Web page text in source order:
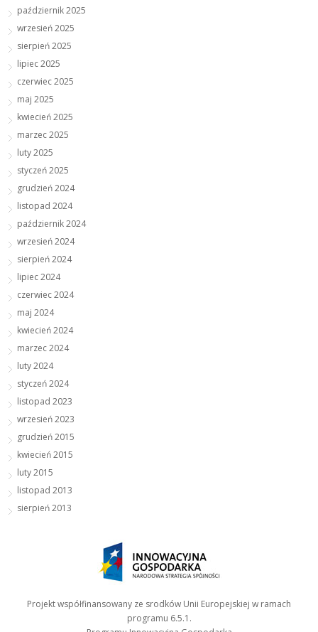
październik 2025
wrzesień 2025
sierpień 2025
lipiec 2025
czerwiec 2025
maj 2025
kwiecień 2025
marzec 2025
luty 2025
styczeń 2025
grudzień 2024
listopad 2024
październik 2024
wrzesień 2024
sierpień 2024
lipiec 2024
czerwiec 2024
maj 2024
kwiecień 2024
marzec 2024
luty 2024
styczeń 2024
listopad 2023
wrzesień 2023
grudzień 2015
kwiecień 2015
luty 2015
listopad 2013
sierpień 2013
Projekt współfinansowany ze srodków Unii Europejskiej w ramach
programu 6.5.1.